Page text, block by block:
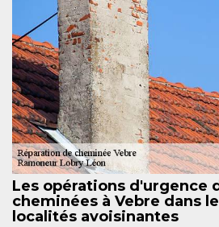
Les opérations d'urgence
cheminées à Vebre dans
localités avoisinantes